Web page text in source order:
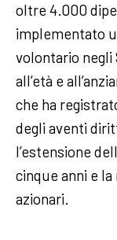
oltre 4.000
implementato
volontario
all’età e
che ha
degli aventi
l’estensione
cinque anni e
azionari.